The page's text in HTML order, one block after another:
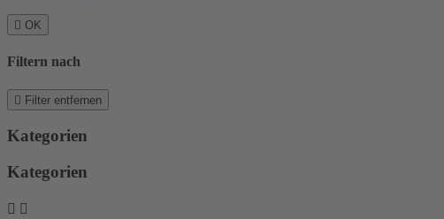
 OK
Filtern nach
 Filter entfernen
Kategorien
Kategorien
 